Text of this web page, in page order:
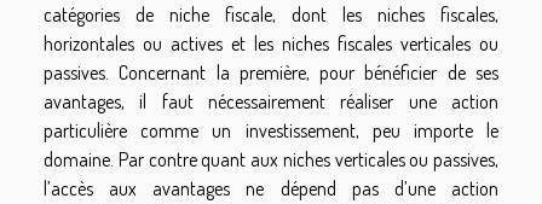
catégories de niche fiscale, dont les niches fiscales,
horizontales ou actives et les niches fiscales verticales ou
passives. Concernant la première, pour bénéficier de ses
avantages, il faut nécessairement réaliser une action
particulière comme un investissement, peu importe le
domaine. Par contre quant aux niches verticales ou passives,
l’accès aux avantages ne dépend pas d’une action